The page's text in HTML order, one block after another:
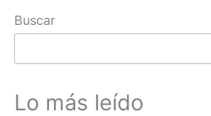
Buscar
Lo más leído